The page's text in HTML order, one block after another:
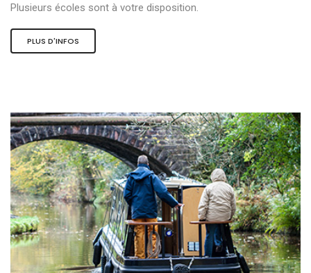
Plusieurs écoles sont à votre disposition.
PLUS D'INFOS